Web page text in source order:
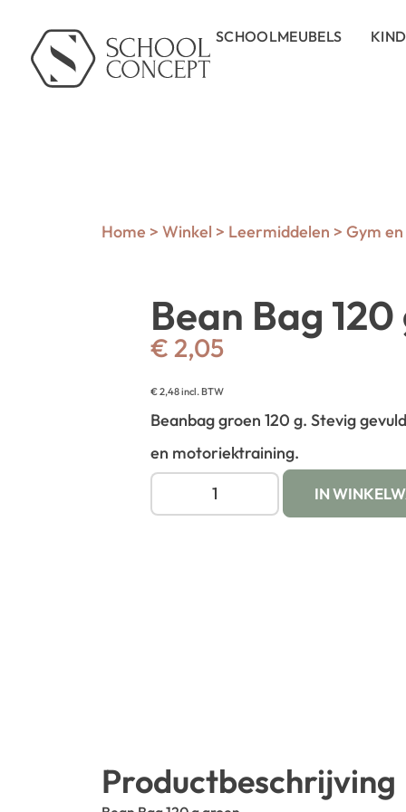
SCHOOLMEUBELS
Home > Winkel > Leermiddelen > Gym
Bean Bag
€ 2,05
€2,48incl. BTW
Beanbag groen 120 g. Stevig
en motoriektraining.
IN
Productbeschrijving